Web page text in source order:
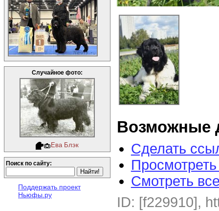
Случайное фото:
Ева Блэк
Поиск по сайту:
Поддержать проект
Ньюфы.ру
Возможные
Сделать
Смотреть
ID: [f229910],